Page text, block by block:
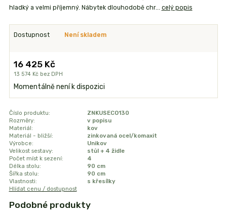
hladký a velmi příjemný. Nábytek dlouhodobě chr... celý popis
Dostupnost Není skladem
16 425 Kč
13 574 Kč bez DPH
Momentálně není k dispozici
Číslo produktu:
ZNKUSECO130
Rozměry:
v popisu
Materiál:
kov
Materiál - bližší:
zinkovaná ocel/komaxit
Výrobce:
Unikov
Velikost sestavy:
stůl + 4 židle
Počet míst k sezení:
4
Délka stolu:
90 cm
Šířka stolu:
90 cm
Vlastnosti:
s křesílky
Hlídat cenu / dostupnost
Podobné produkty